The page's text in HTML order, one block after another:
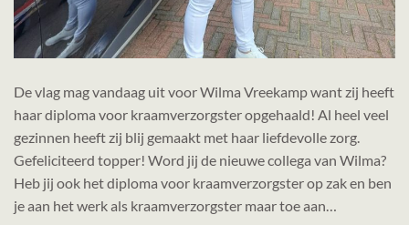
De vlag mag vandaag uit voor Wilma Vreekamp want zij heeft
haar diploma voor kraamverzorgster opgehaald! Al heel veel
gezinnen heeft zij blij gemaakt met haar liefdevolle zorg.
Gefeliciteerd topper! Word jij de nieuwe collega van Wilma?
Heb jij ook het diploma voor kraamverzorgster op zak en ben
je aan het werk als kraamverzorgster maar toe aan…